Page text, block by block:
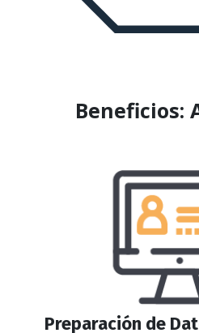
Beneficios:
Preparación de